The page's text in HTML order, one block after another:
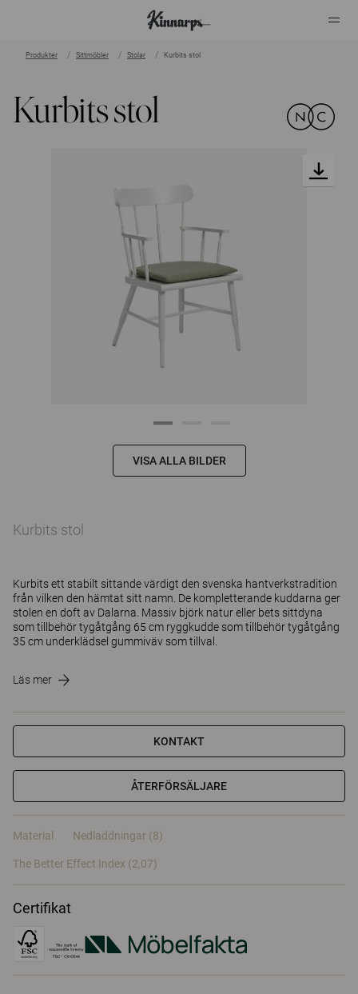
Produkter Sittmöbler Stolar Kurbits stol
Kurbits stol
VISA ALLA BILDER
Kurbits stol
Kurbits ett stabilt sittande värdigt den svenska hantverkstradition
från vilken den hämtat sitt namn. De kompletterande kuddarna ger
stolen en doft av Dalarna. Massiv björk natur eller bets sittdyna
som tillbehör tygåtgång 65 cm ryggkudde som tillbehör tygåtgång
35 cm underklädsel gummiväv som tillval.
Läs mer
KONTAKT
ÅTERFÖRSÄLJARE
Material Nedladdningar (8)
The Better Effect Index (2,07)
Certifikat